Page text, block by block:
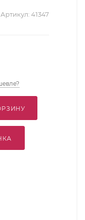
Артикул: 41347